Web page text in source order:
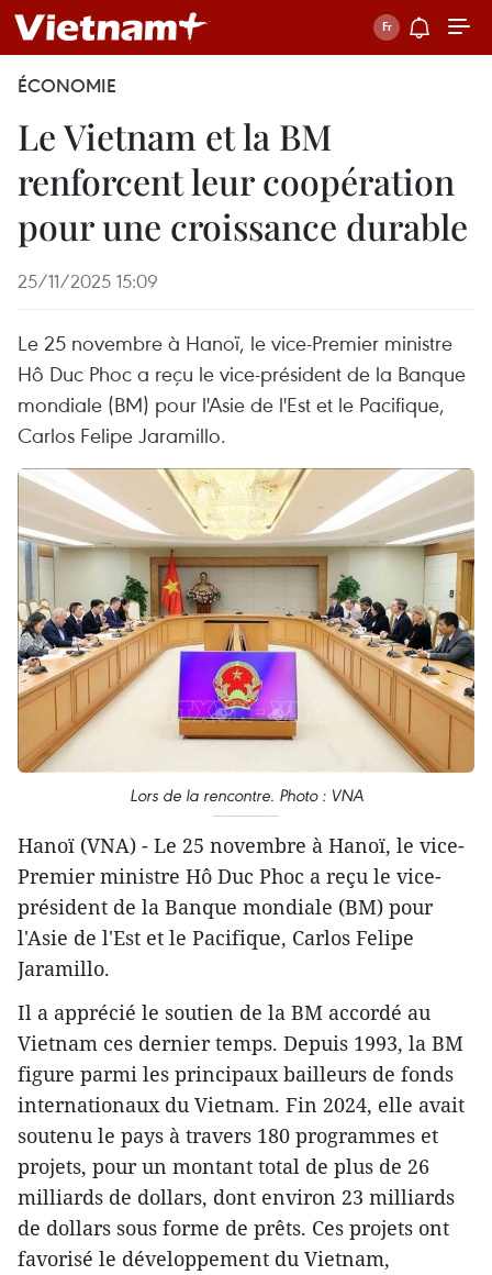
ÉCONOMIE
Le Vietnam et la BM
renforcent leur coopération
pour une croissance durable
25/11/2025 15:09
Le 25 novembre à Hanoï, le vice-Premier ministre
Hô Duc Phoc a reçu le vice-président de la Banque
mondiale (BM) pour l'Asie de l'Est et le Pacifique,
Carlos Felipe Jaramillo.
Lors de la rencontre. Photo : VNA
Hanoï (VNA) - Le 25 novembre à Hanoï, le vice-
Premier ministre Hô Duc Phoc a reçu le vice-
président de la Banque mondiale (BM) pour
l'Asie de l'Est et le Pacifique, Carlos Felipe
Jaramillo.
Il a apprécié le soutien de la BM accordé au
Vietnam ces dernier temps. Depuis 1993, la BM
figure parmi les principaux bailleurs de fonds
internationaux du Vietnam. Fin 2024, elle avait
soutenu le pays à travers 180 programmes et
projets, pour un montant total de plus de 26
milliards de dollars, dont environ 23 milliards
de dollars sous forme de prêts. Ces projets ont
favorisé le développement du Vietnam,